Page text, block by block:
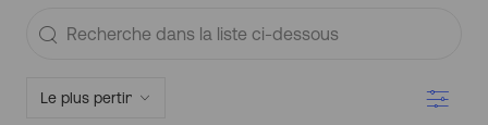
Recherche
Filtre